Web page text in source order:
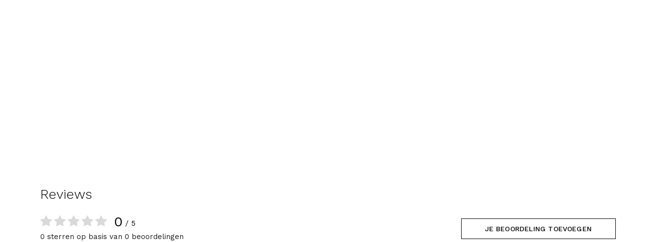
Reviews
0 / 5
0 sterren op basis van 0 beoordelingen
JE BEOORDELING TOEVOEGEN